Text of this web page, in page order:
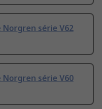
série V62
série V60